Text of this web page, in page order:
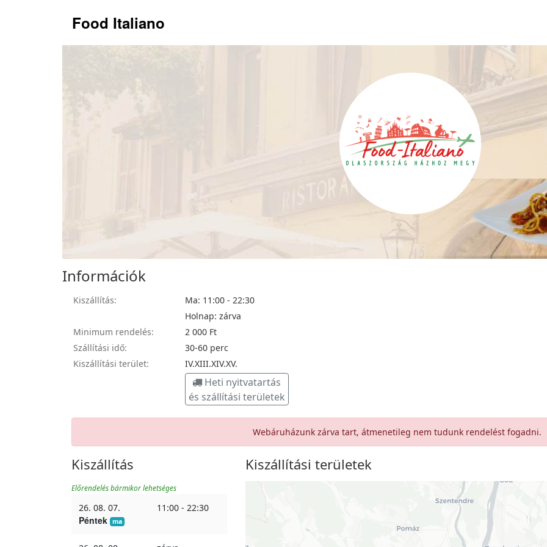
Food Italiano
Információk
Kiszállítás:
Ma: 11:00 - 22:30
Holnap: zárva
Minimum rendelés:
2 000 Ft
Szállítási idő:
30-60 perc
Kiszállítási terület:
IV.XIII.XIV.XV.
Heti nyitvatartás
és szállítási területek
Webáruházunk zárva tart, átmenetileg nem tudunk rendelést fogadni.
Kiszállítás
Előrendelés bármikor lehetséges
26. 08. 07.
Péntek ma
11:00 - 22:30
Kiszállítási területek